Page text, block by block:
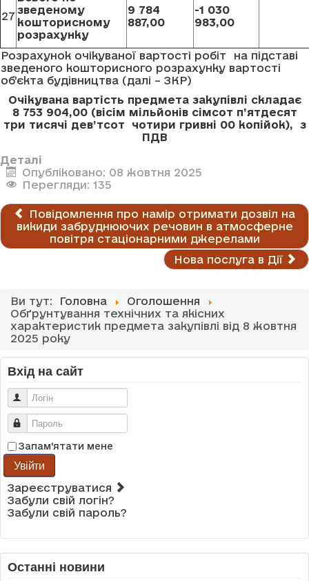
27 зведеному
кошторисному
розрахунку
9 784
887,00
-1 030
983,00
Розрахунок очікуваної вартості робіт на підставі
зведеного кошторисного розрахунку вартості
об’єкта будівництва (далі – ЗКР)
Очікувана вартість предмета закупівлі складає
8 753 904,00 (вісім мiльйонів сімсот п’ятдесят
три тисячі дев’тсот чотири гривні 00 копiйок), з
ПДВ
Деталі
Опубліковано: 08 жовтня 2025
Перегляди: 135
Повідомлення про намір отримати дозвіл на
викиди забруднюючих речовин в атмосферне
повітря стаціонарними джерелами
Нова послуга в Дії
Ви тут: Головна
Оголошення
Обґрунтування технічних та якісних
характеристик предмета закупівлі від 8 жовтня
2025 року
Вхід на сайт
Логін
Пароль
Запам'ятати мене
Увійти
Зареєструватися
Забули свій логін?
Забули свій пароль?
Останні новини